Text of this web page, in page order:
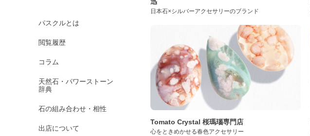
パスクルとは
閲覧履歴
コラム
天然石・パワーストーン
辞典
石の組み合わせ・相性
出店について
日本石×シルバーアクセサリーのブランド
Tomato Crystal 桜瑪瑙専門店
心をときめかせる春色アクセサリー